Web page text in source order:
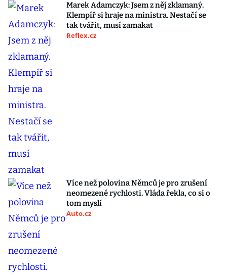
Marek Adamczyk: Jsem z něj zklamaný.
Klempíř si hraje na ministra. Nestačí se
tak tvářit, musí zamakat
Reflex.cz
Více než polovina Němců je pro zrušení
neomezené rychlosti. Vláda řekla, co si o
tom myslí
Auto.cz